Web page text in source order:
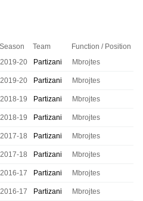
Season Team
Function / Position
2019-20 Partizani Mbrojtes
2019-20 Partizani Mbrojtes
2018-19 Partizani Mbrojtes
2018-19 Partizani Mbrojtes
2017-18 Partizani Mbrojtes
2017-18 Partizani Mbrojtes
2016-17 Partizani Mbrojtes
2016-17 Partizani Mbrojtes